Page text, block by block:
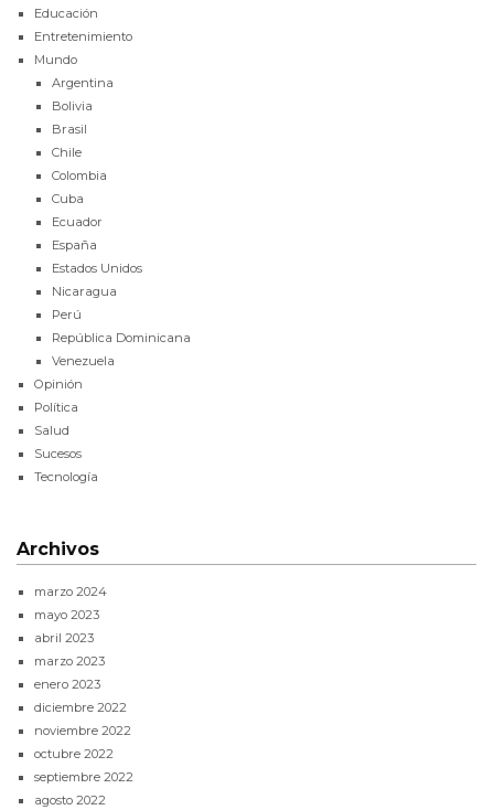
Educación
Entretenimiento
Mundo
Argentina
Bolivia
Brasil
Chile
Colombia
Cuba
Ecuador
España
Estados Unidos
Nicaragua
Perú
República Dominicana
Venezuela
Opinión
Política
Salud
Sucesos
Tecnología
Archivos
marzo 2024
mayo 2023
abril 2023
marzo 2023
enero 2023
diciembre 2022
noviembre 2022
octubre 2022
septiembre 2022
agosto 2022